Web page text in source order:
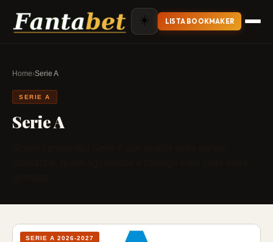
☀️ LISTA BOOKMAKER
Home›Serie A
SERIE A
Serie A
SERIE A 2026-2027